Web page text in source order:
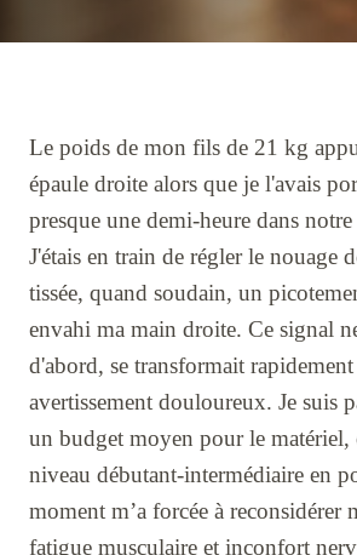
Le poids de mon fils de 21 kg
épaule droite alors que je l'avais
presque une demi-heure dans
J'étais en train de régler le nouage
tissée, quand soudain, un
envahi ma main droite. Ce signal
d'abord, se transformait
avertissement douloureux. Je suis
un budget moyen pour le matériel,
niveau débutant-intermédiaire en
moment m’a forcée à reconsidérer
fatigue musculaire et inconfort